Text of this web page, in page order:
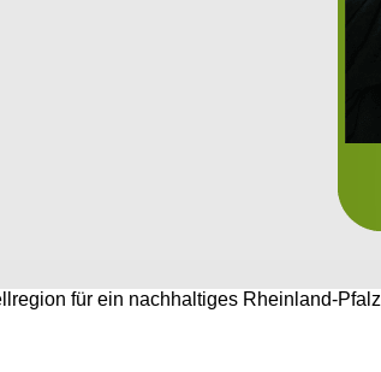
für ein nachhaltiges Rheinland-Pfalz